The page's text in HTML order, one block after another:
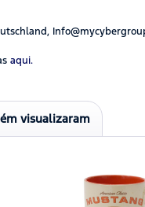
aqui.
visualizaram